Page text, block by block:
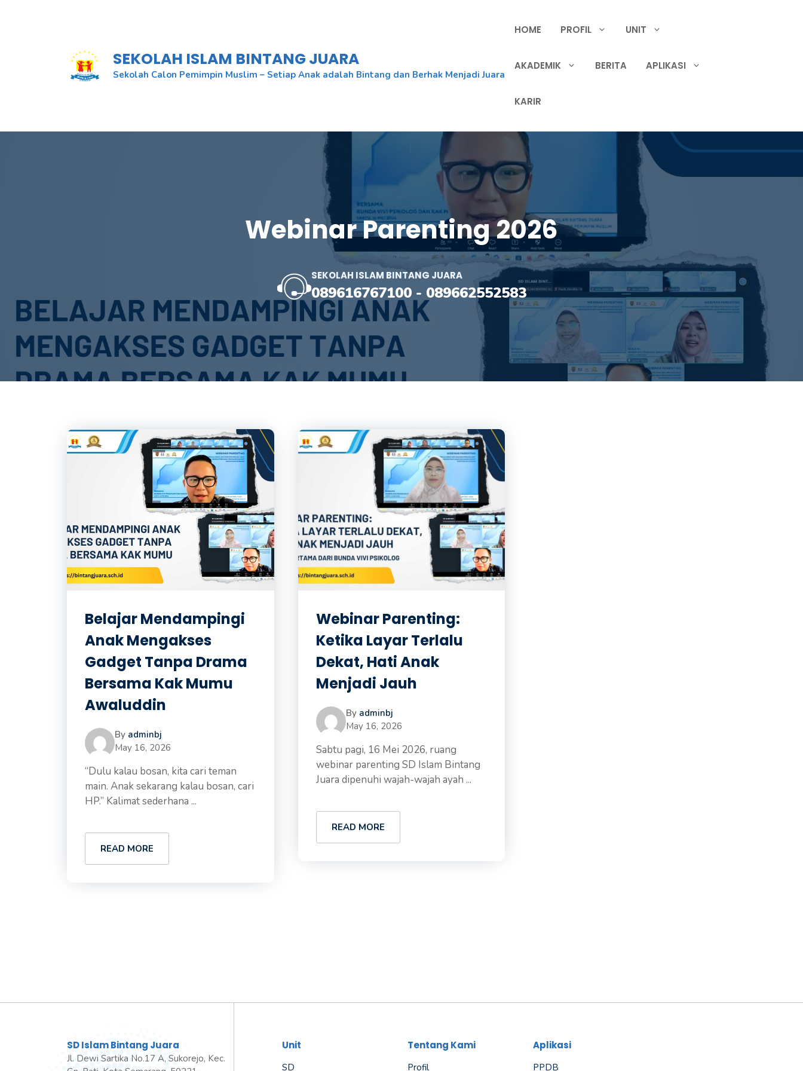
SEKOLAH ISLAM BINTANG JUARA
Sekolah Calon Pemimpin Muslim – Setiap Anak adalah Bintang dan Berhak Menjadi Juara
HOME PROFIL UNIT
AKADEMIK BERITA APLIKASI
KARIR
Webinar Parenting 2026
SEKOLAH ISLAM BINTANG JUARA
089616767100- 089662552583
Belajar Mendampingi
Anak Mengakses
Gadget Tanpa Drama
Bersama Kak Mumu
Awaluddin
By adminbj
May 16, 2026
“Dulu kalau bosan, kita cari teman
main. Anak sekarang kalau bosan, cari
HP.” Kalimat sederhana ...
READ MORE
Webinar Parenting:
Ketika Layar Terlalu
Dekat, Hati Anak
Menjadi Jauh
By adminbj
May 16, 2026
Sabtu pagi, 16 Mei 2026, ruang
webinar parenting SD Islam Bintang
Juara dipenuhi wajah-wajah ayah ...
READ MORE
SD Islam Bintang Juara
Jl. Dewi Sartika No.17 A, Sukorejo, Kec.
Unit
SD
Tentang Kami
Profil
Aplikasi
PPDB